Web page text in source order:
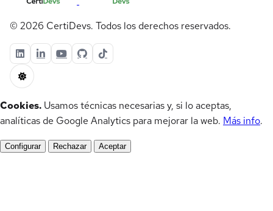
© 2026 CertiDevs. Todos los derechos reservados.
Cookies. Usamos técnicas necesarias y, si lo aceptas,
analíticas de Google Analytics para mejorar la web. Más info.
Configurar Rechazar Aceptar